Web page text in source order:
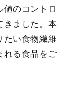
値のコントロ
きました。本
たい食物繊維
れる食品をご